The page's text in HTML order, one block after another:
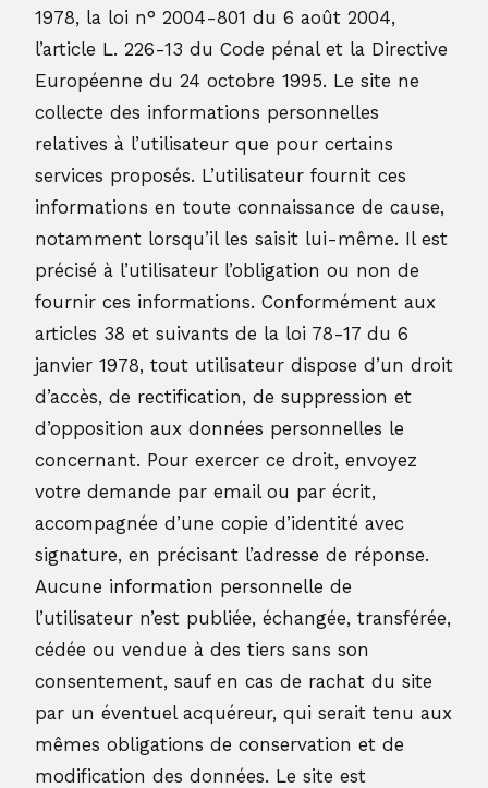
1978, la loi n° 2004-801 du 6 août 2004,
l’article L. 226-13 du Code pénal et la Directive
Européenne du 24 octobre 1995. Le site ne
collecte des informations personnelles
relatives à l’utilisateur que pour certains
services proposés. L’utilisateur fournit ces
informations en toute connaissance de cause,
notamment lorsqu’il les saisit lui-même. Il est
précisé à l’utilisateur l’obligation ou non de
fournir ces informations. Conformément aux
articles 38 et suivants de la loi 78-17 du 6
janvier 1978, tout utilisateur dispose d’un droit
d’accès, de rectification, de suppression et
d’opposition aux données personnelles le
concernant. Pour exercer ce droit, envoyez
votre demande par email ou par écrit,
accompagnée d’une copie d’identité avec
signature, en précisant l’adresse de réponse.
Aucune information personnelle de
l’utilisateur n’est publiée, échangée, transférée,
cédée ou vendue à des tiers sans son
consentement, sauf en cas de rachat du site
par un éventuel acquéreur, qui serait tenu aux
mêmes obligations de conservation et de
modification des données. Le site est